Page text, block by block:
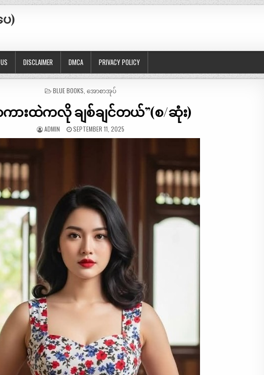
ေ)
DISCLAIMER DMCA PRIVACY POLICY
POSTED
BLUE BOOKS ,အောစာအုပ်
ားထဲကလို ချစ်ချင်တယ်”(စ/ဆုံး)
ADMIN SEPTEMBER 11, 2025